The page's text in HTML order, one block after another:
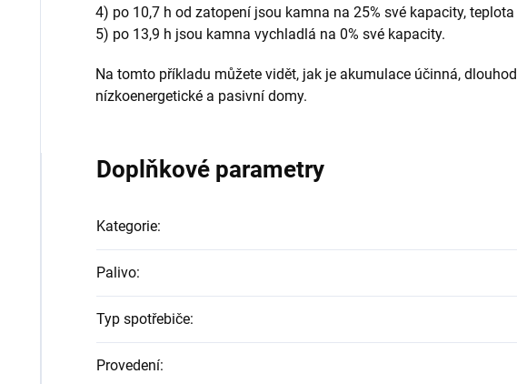
4) po 10,7 h od zatopení jsou kamna na 25% své kapacity,
5) po 13,9 h jsou kamna vychladlá na 0% své kapacity.
Na tomto příkladu můžete vidět, jak je akumulace účinná,
nízkoenergetické a pasivní domy.
Doplňkové parametry
Kategorie:
Palivo:
Typ spotřebiče:
Provedení: